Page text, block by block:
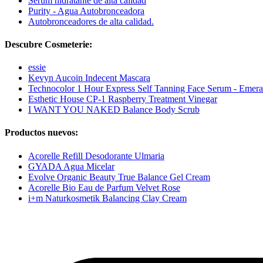
Purity - Agua Autobronceadora
Autobronceadores de alta calidad.
Descubre Cosmeterie:
essie
Kevyn Aucoin Indecent Mascara
Technocolor 1 Hour Express Self Tanning Face Serum -
Esthetic House CP-1 Raspberry Treatment Vinegar
I WANT YOU NAKED Balance Body Scrub
Productos nuevos:
Acorelle Refill Desodorante Ulmaria
GYADA Agua Micelar
Evolve Organic Beauty True Balance Gel Cream
Acorelle Bio Eau de Parfum Velvet Rose
i+m Naturkosmetik Balancing Clay Cream